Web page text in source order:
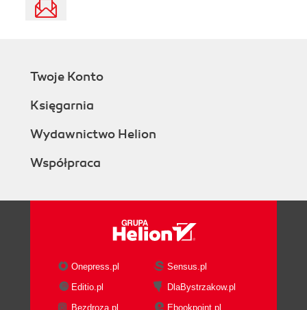
Twoje Konto
Księgarnia
Wydawnictwo Helion
Współpraca
Onepress.pl
Sensus.pl
Editio.pl
DlaBystrzakow.pl
Bezdroza.pl
Ebookpoint.pl